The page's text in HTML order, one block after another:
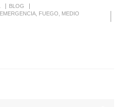
BLOG
EMERGENCIA FUEGO
MEDIO